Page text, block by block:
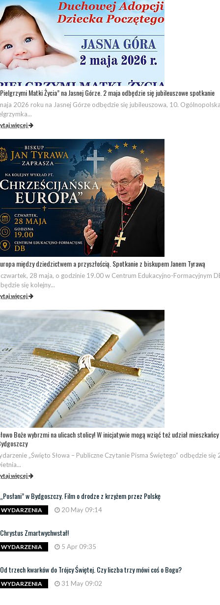
Matki Życia” na Jasnej Górze. 2 maja odbędzie się jubileuszowe spotkanie
2026 roku na Jasnej Górze odbędzie się jubileuszowa, 10.
więcej
między dziedzictwem a przyszłością. Spotkanie z biskupem Janem Tyrawą
28 maja, o godzinie 19.00 w Centrum Edukacyjno-Formacyjnym
się kolejny...
więcej
Boże wybrzmi na ulicach stolicy! W inicjatywie mogą wziąć też udział mieszkańcy
„Święto Słowa – Publiczne Czytanie Pisma Świętego” odbędzie się
więcej
„Posłani” w Bydgoszczy. Film o drodze z krzyżem przez Polskę
WYDARZENIA 20 May 09:14
Chrystus Zmartwychwstał!
WYDARZENIA 5 Apr 09:35
Od trzech kwarków do Trójcy Świętej. Czy liczba trzy mówi coś o Bogu?
WYDARZENIA 31 May 09:02